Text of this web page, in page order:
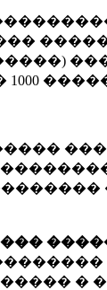
1000
��������
�